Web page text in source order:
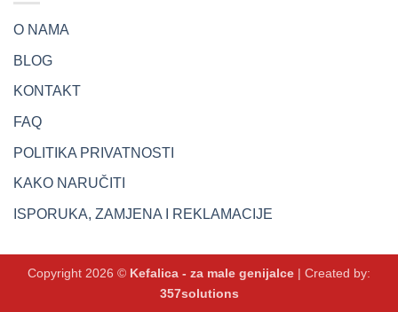
O NAMA
BLOG
KONTAKT
FAQ
POLITIKA PRIVATNOSTI
KAKO NARUČITI
ISPORUKA, ZAMJENA I REKLAMACIJE
Copyright 2026 © Kefalica - za male genijalce | Created by:
357solutions